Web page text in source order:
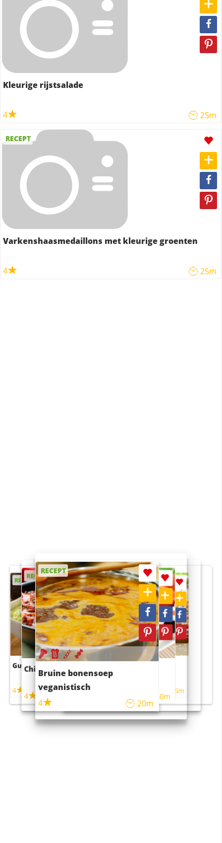
Kleurige rijstsalade
4 25m
RECEPT
Varkenshaasmedaillons met kleurige groenten
4 25m
RECEPT
Guacamole
4
RECEPT
Chili con carne
4 45m
RECEPT
Bruine bonensoep
veganistisch
4
20m
RECEPT
Sushi rijstsalade
maaltijdsalade
40m
RECEPT
4 55m